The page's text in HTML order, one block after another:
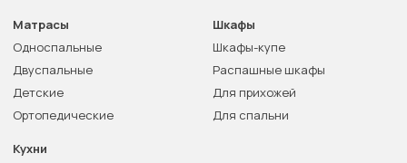
Матрасы
Односпальные
Двуспальные
Детские
Ортопедические
Шкафы
Шкафы-купе
Распашные шкафы
Для прихожей
Для спальни
Кухни